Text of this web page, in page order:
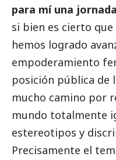
para mí una
si bien es cierto
hemos logrado
empoderamiento
posición pública de
mucho camino por
mundo totalmente
estereotipos y
Precisamente el